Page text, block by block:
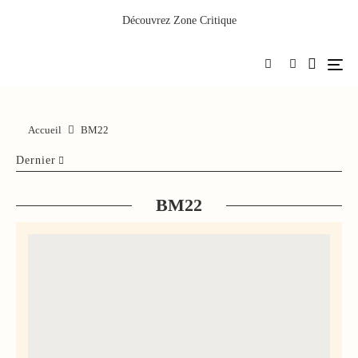
Découvrez Zone Critique
Accueil BM22
Dernier
BM22